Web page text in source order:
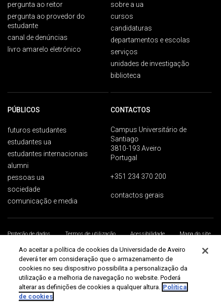
pergunta ao reitor
pergunta ao provedor do
estudante
canal de denúncias
livro amarelo eletrónico
sobre a ua
cursos
candidaturas
departamentos e escolas
serviços
unidades de investigação
biblioteca
PÚBLICOS
futuros estudantes
estudantes ua
estudantes internacionais
alumni
pessoas ua
sociedade
comunicação e media
CONTACTOS
Campus Universitário de
Santiago
3810-193 Aveiro
Portugal
+351 234 370 200
contactos gerais
Proteção de dados Termos de utilização Acessibilidade
Mapa do site
Universidade de Aveiro 2026
Ao aceitar a política de cookies da Universidade de Aveiro
deverá ter em consideração que o armazenamento de
cookies no seu dispositivo possibilita a personalização da
utilização e a melhoria de navegação no website. Poderá
alterar as definições de cookies a qualquer altura. Política
de cookies